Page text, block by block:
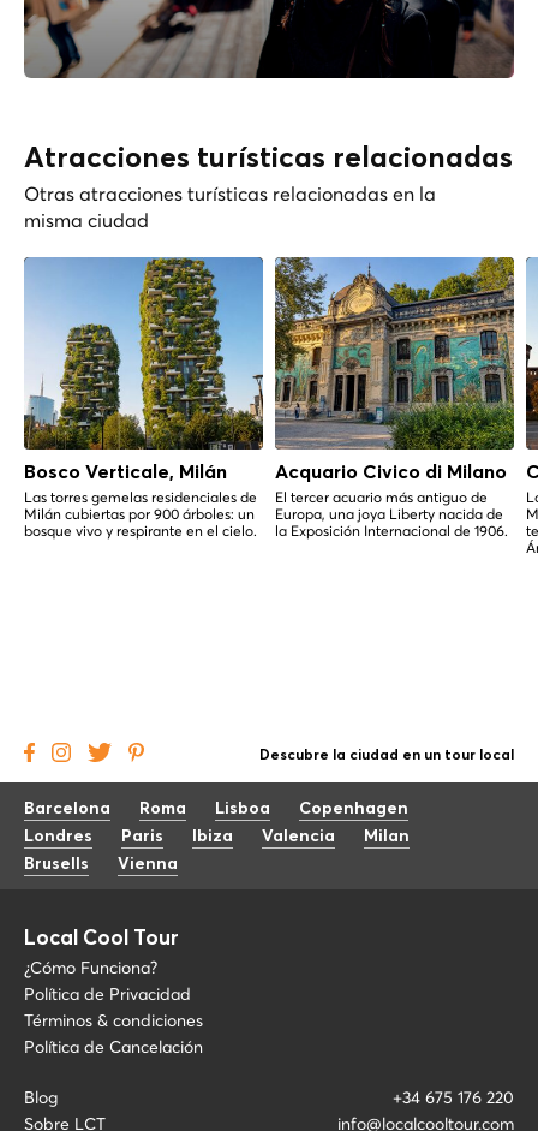
Atracciones turísticas relacionadas
Otras atracciones turísticas relacionadas en la
misma ciudad
Bosco Verticale, Milán
Las torres gemelas residenciales de
Milán cubiertas por 900 árboles: un
bosque vivo y respirante en el cielo.
Acquario Civico di Milano
El tercer acuario más antiguo de
Europa, una joya Liberty nacida de
la Exposición Internacional de 1906.
Descubre la ciudad en un tour local
Barcelona Roma Lisboa
Copenhagen
Londres
Paris Ibiza Valencia
Milan
Brusells
Vienna
Local Cool Tour
¿Cómo Funciona?
Política de Privacidad
Términos & condiciones
Política de Cancelación
Blog
Sobre LCT
+34 675 176 220
info@localcooltour.com